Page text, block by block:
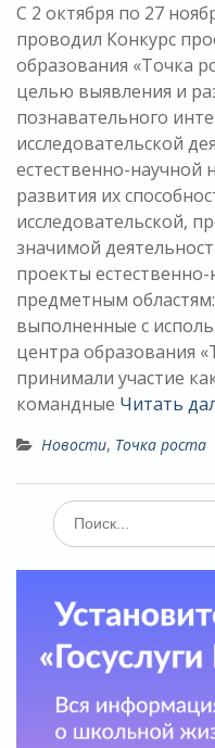
С 2 октября по 27
проводил Конкурс
образования «Точка
целью выявления и
познавательного
исследовательской
естественно-научной
развития их
исследовательской,
значимой
проекты
предметным
выполненные с
центра образования
принимали участие
командные Читать
Новости, Точка роста
Поиск
по: